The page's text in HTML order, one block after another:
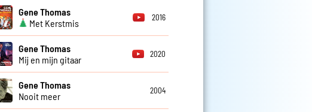
Gene Thomas
Met Kerstmis
2016
Gene Thomas
Mij en mijn gitaar
2020
Gene Thomas
Nooit meer
2004